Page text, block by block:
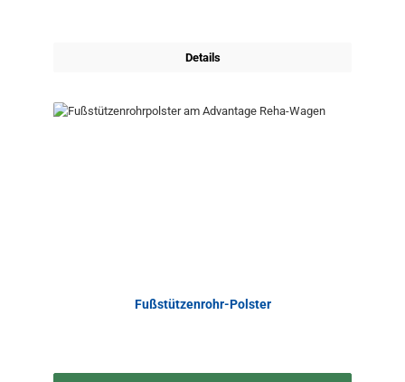
Details
Fußstützenrohr-Polster